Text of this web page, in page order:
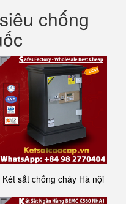
chống
Két sắt chống cháy Hà nội